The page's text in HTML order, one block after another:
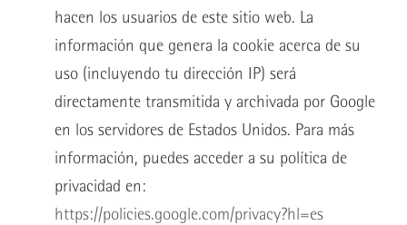
hacen los usuarios de este sitio web. La
información que genera la cookie acerca de su
uso (incluyendo tu dirección IP) será
directamente transmitida y archivada por Google
en los servidores de Estados Unidos. Para más
información, puedes acceder a su política de
privacidad en:
https://policies.google.com/privacy?hl=es